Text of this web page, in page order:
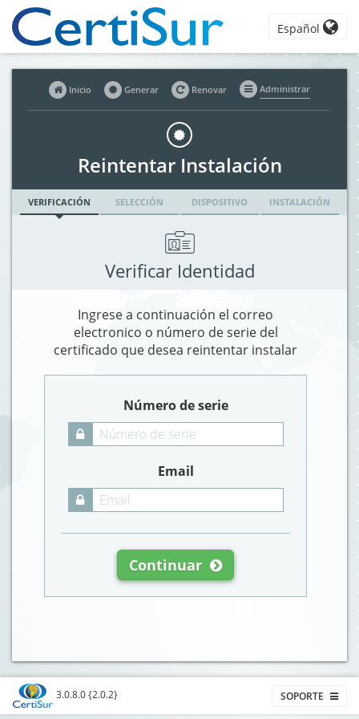
Español
Reintentar Instalación
Inicio Generar Renovar Administrar
VERIFICACIÓN SELECCIÓN DISPOSITIVO INSTALACIÓN
Verificar Identidad
Ingrese a continuación el correo
electronico o número de serie del
certificado que desea reintentar instalar
Número de serie
Email
Continuar
3.0.8.0 {2.0.2} SOPORTE